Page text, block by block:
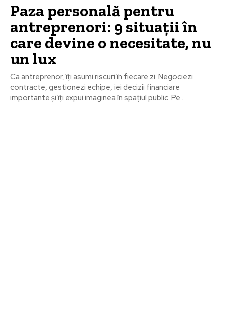
Paza personală pentru
antreprenori: 9 situații în
care devine o necesitate, nu
un lux
Ca antreprenor, îți asumi riscuri în fiecare zi. Negociezi
contracte, gestionezi echipe, iei decizii financiare
importante și îți expui imaginea în spațiul public. Pe...